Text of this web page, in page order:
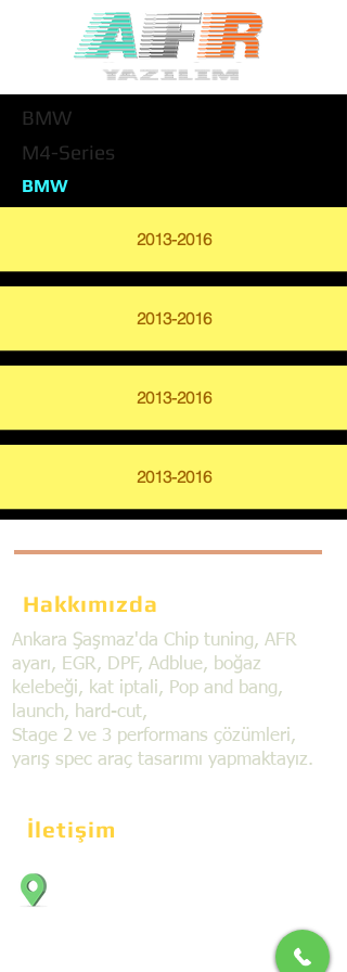
BMW
M4-Series
BMW
2013-2016
2013-2016
2013-2016
2013-2016
Hakkımızda
Ankara Şaşmaz'da Chip tuning, AFR
ayarı, EGR, DPF, Adblue, boğaz
kelebeği, kat iptali, Pop and bang,
launch, hard-cut,
Stage 2 ve 3 performans çözümleri,
yarış spec araç tasarımı yapmaktayız.
İletişim